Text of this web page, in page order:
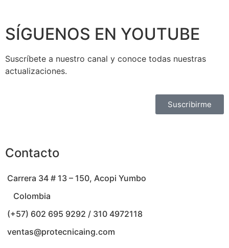
SÍGUENOS EN YOUTUBE
Suscríbete a nuestro canal y conoce todas nuestras
actualizaciones.
Suscribirme
Contacto
Carrera 34 # 13 – 150, Acopi Yumbo
Colombia
(+57) 602 695 9292 / 310 4972118
ventas@protecnicaing.com